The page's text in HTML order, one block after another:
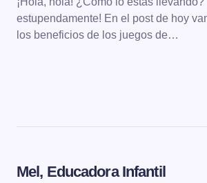
estupendamente! En el post de hoy
los beneficios de los juegos de…
Mel, Educadora Infantil